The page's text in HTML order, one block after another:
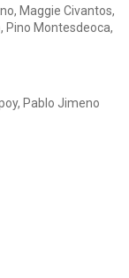
Maggie Civantos,
Pino Montesdeoca,
Pablo Jimeno